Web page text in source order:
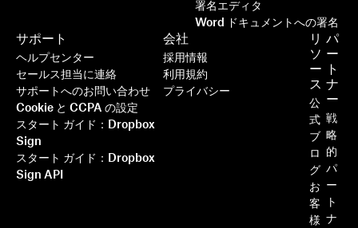
署名エディタ
Word ドキュメントへの署名
サポート
ヘルプセンター
セールス担当に連絡
サポートへのお問い合わせ
Cookie と CCPA の設定
スタート ガイド：Dropbox
Sign
スタート ガイド：Dropbox
Sign API
リ
ソ
ー
ス
公
式
ブ
ロ
グ
お
客
様
パ
ー
ト
ナ
ー
戦
略
的
パ
ー
ト
ナ
会社
採用情報
利用規約
プライバシー